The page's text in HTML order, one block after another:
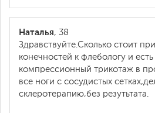
Наталья, 38
Здравствуйте.Сколько стоит
конечностей к флебологу и
компрессионный трикотаж в
все ноги с сосудистых
склеротерапию,без резутьтата.